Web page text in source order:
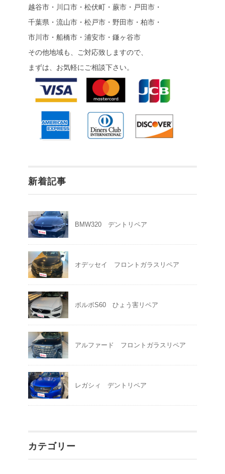
越谷市・川口市・松伏町・蕨市・戸田市・
千葉県・流山市・松戸市・野田市・柏市・
市川市・船橋市・浦安市・鎌ヶ谷市
その他地域も、ご対応致しますので、
まずは、お気軽にご相談下さい。
新着記事
BMW320 デントリペア
オデッセイ フロントガラスリペア
ボルボS60 ひょう害リペア
アルファード フロントガラスリペア
レガシィ デントリペア
カテゴリー